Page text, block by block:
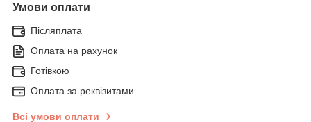
Умови оплати
Післяплата
Оплата на рахунок
Готівкою
Оплата за реквізитами
Всі умови оплати